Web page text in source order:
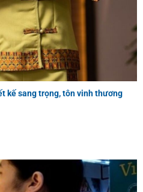
kế sang trọng, tôn vinh thương